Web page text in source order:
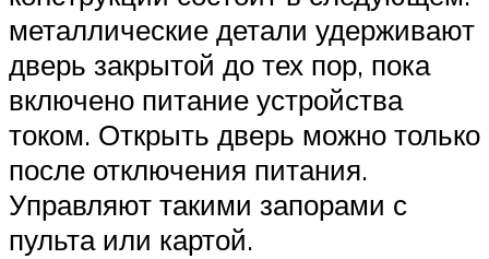
металлические детали удерживают
дверь закрытой до тех пор, пока
включено питание устройства
током. Открыть дверь можно только
после отключения питания.
Управляют такими запорами с
пульта или картой.